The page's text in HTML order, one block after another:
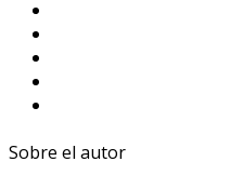
Sobre el autor